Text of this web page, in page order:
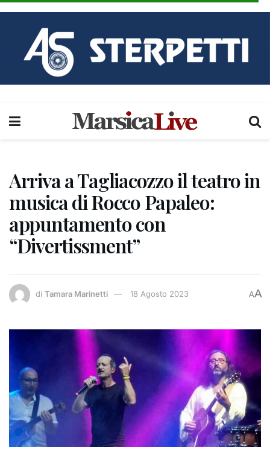
Arriva a Tagliacozzo il teatro in
musica di Rocco Papaleo:
appuntamento con
“Divertissment”
di Tamara Marinetti 18 Agosto 2023 AA